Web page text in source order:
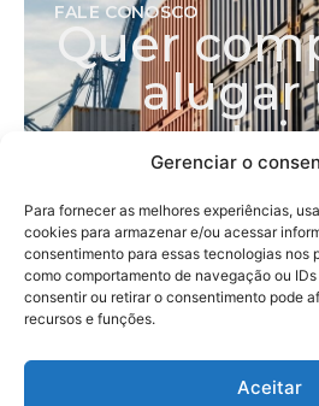
Gerenciar o
Para fornecer as melhores experiências,
cookies para armazenar e/ou acessar
consentimento para essas tecnologias nos
como comportamento de navegação ou
consentir ou retirar o consentimento pode
recursos e funções.
Aceitar
Cely.
FALE CONOSCO
Quer
alugar
mais completos,
personalizados para
Escolha abaixo a
encaixa no
Pessoa Física